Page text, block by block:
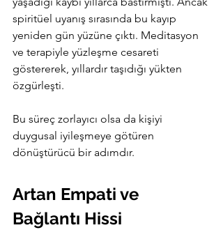
spiritüel uyanış sırasında bu kayıp
yeniden gün yüzüne çıktı. Meditasyon
ve terapiyle yüzleşme cesareti
göstererek, yıllardır taşıdığı yükten
özgürleşti.
Bu süreç zorlayıcı olsa da kişiyi
duygusal iyileşmeye götüren
dönüştürücü bir adımdır.
Artan Empati ve
Bağlantı Hissi